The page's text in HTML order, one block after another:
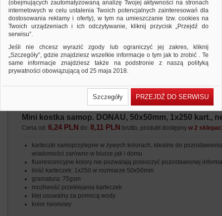
Mini kostka samop. DONAU, 50x50mm, 1x250 kart.,
Cena od:6,24 PLN do:8,11 PLN brutto, produkt dostępnyw 2
karteczki samoprzylepne w żywych kolorach, idealne do
wiadomości zarówno w biurze jak i domu
fluorescencyjne kolory nie pozwalają przeoczyć pozostawionej
ilość karteczek: 1x250 w rozmiarze 50x50mm
gramatura: 75gsm
możliwość przeklejania karteczek
klej usuwalny za pomocą wody
kolor neonowy
(obejmujących zautomatyzowaną analizę Twojej aktywności na stronach
internetowych w celu ustalenia Twoich potencjalnych zainteresowań dla
dostosowania reklamy i oferty), w tym na umieszczanie tzw. cookies na
Twoich urządzeniach i ich odczytywanie, kliknij przycisk „Przejdź do
serwisu”.
Jeśli nie chcesz wyrazić zgody lub ograniczyć jej zakres, kliknij
„Szczegóły”, gdzie znajdziesz wszelkie informacje o tym jak to zrobić . Te
same informacje znajdziesz także na podstronie z naszą polityką
prywatności obowiązującą od 25 maja 2018.
wcześniejsza zgoda której udzieliliście podczas zakładania konta. Każda
Państwa zgoda jest dobrowolna i można ją w dowolnym momencie
Polityka prywatności (rozwiń)
Klauzula Informacyjna (rozwiń)
Lista Zaufanych Partnerów (rozwiń)
Szczegóły PRZEJDŹ DO SERWISU